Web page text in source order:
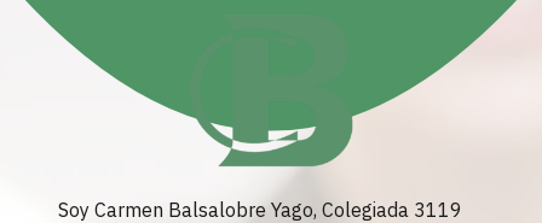
Soy Carmen Balsalobre Yago, Colegiada 3119